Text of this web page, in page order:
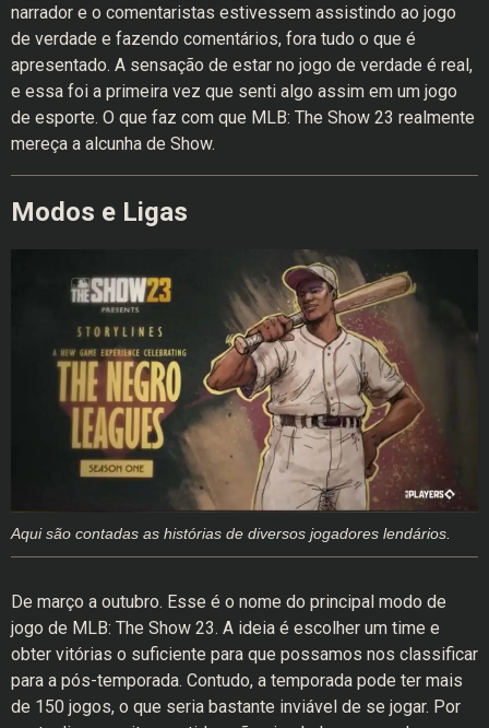
narrador e o comentaristas estivessem assistindo ao jogo
de verdade e fazendo comentários, fora tudo o que é
apresentado. A sensação de estar no jogo de verdade é real,
e essa foi a primeira vez que senti algo assim em um jogo
de esporte. O que faz com que MLB: The Show 23 realmente
mereça a alcunha de Show.
Modos e Ligas
Aqui são contadas as histórias de diversos jogadores lendários.
De março a outubro. Esse é o nome do principal modo de
jogo de MLB: The Show 23. A ideia é escolher um time e
obter vitórias o suficiente para que possamos nos classificar
para a pós-temporada. Contudo, a temporada pode ter mais
de 150 jogos, o que seria bastante inviável de se jogar. Por